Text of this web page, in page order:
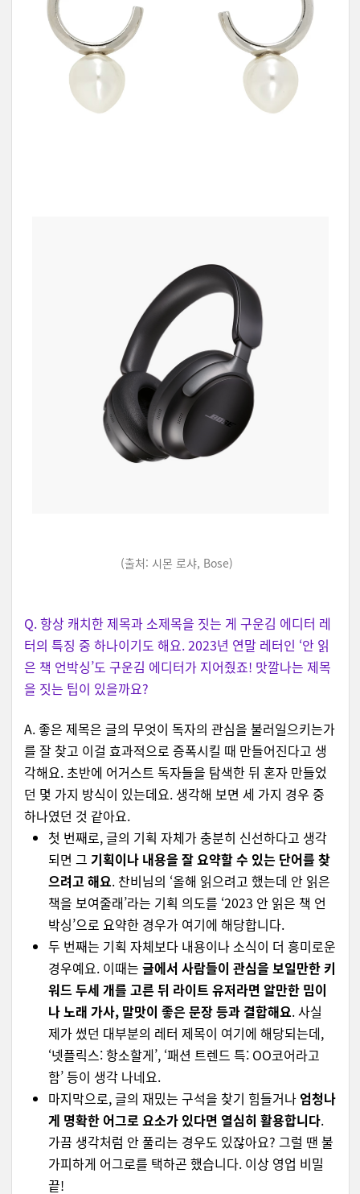
(출처: 시몬 로샤, Bose)
Q. 항상 캐치한 제목과 소제목을 짓는 게 구운김 에디터 레
터의 특징 중 하나이기도 해요. 2023년 연말 레터인 ‘안 읽
은 책 언박싱’도 구운김 에디터가 지어줬죠! 맛깔나는 제목
을 짓는 팁이 있을까요?
A. 좋은 제목은 글의 무엇이 독자의 관심을 불러일으키는가
를 잘 찾고 이걸 효과적으로 증폭시킬 때 만들어진다고 생
각해요. 초반에 어거스트 독자들을 탐색한 뒤 혼자 만들었
던 몇 가지 방식이 있는데요. 생각해 보면 세 가지 경우 중
하나였던 것 같아요.
첫 번째로, 글의 기획 자체가 충분히 신선하다고 생각
되면 그 기획이나 내용을 잘 요약할 수 있는 단어를 찾
으려고 해요. 찬비님의 ‘올해 읽으려고 했는데 안 읽은
책을 보여줄래’라는 기획 의도를 ‘2023 안 읽은 책 언
박싱’으로 요약한 경우가 여기에 해당합니다.
두 번째는 기획 자체보다 내용이나 소식이 더 흥미로운
경우예요. 이때는 글에서 사람들이 관심을 보일만한 키
워드 두세 개를 고른 뒤 라이트 유저라면 알만한 밈이
나 노래 가사, 말맛이 좋은 문장 등과 결합해요. 사실
제가 썼던 대부분의 레터 제목이 여기에 해당되는데,
‘넷플릭스: 항소할게’, ‘패션 트렌드 특: OO코어라고
함’ 등이 생각 나네요.
마지막으로, 글의 재밌는 구석을 찾기 힘들거나 엄청나
게 명확한 어그로 요소가 있다면 열심히 활용합니다.
가끔 생각처럼 안 풀리는 경우도 있잖아요? 그럴 땐 불
가피하게 어그로를 택하곤 했습니다. 이상 영업 비밀
끝!